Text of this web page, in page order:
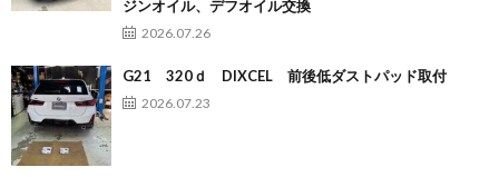
ジンオイル、デフオイル交換
2026.07.26
G21 320ｄ DIXCEL 前後低ダストパッド取付
2026.07.23